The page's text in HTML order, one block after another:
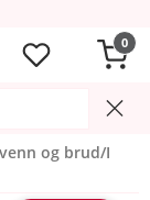
0
og brud/I